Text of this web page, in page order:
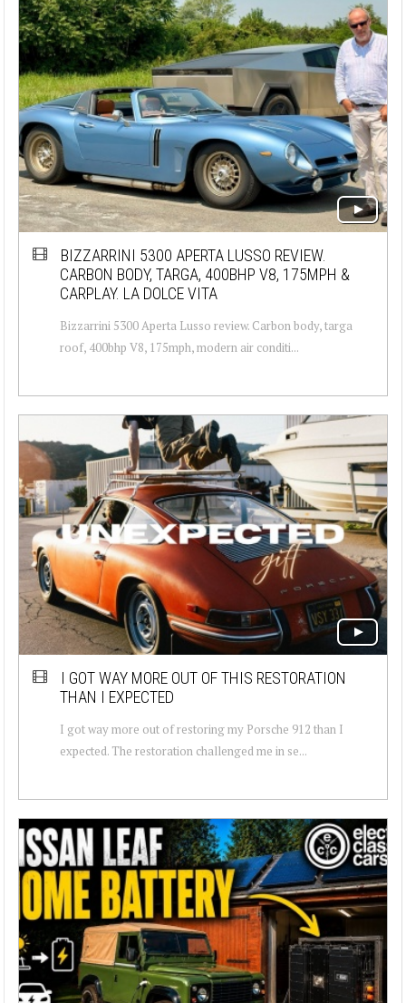
BIZZARRINI 5300 APERTA LUSSO REVIEW.
CARBON BODY, TARGA, 400BHP V8, 175MPH &
CARPLAY. LA DOLCE VITA
Bizzarrini 5300 Aperta Lusso review. Carbon body, targa
roof, 400bhp V8, 175mph, modern air conditi...
I GOT WAY MORE OUT OF THIS RESTORATION
THAN I EXPECTED
I got way more out of restoring my Porsche 912 than I
expected. The restoration challenged me in se...